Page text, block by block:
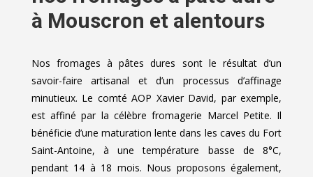
à Mouscron et alentours
Nos fromages à pâtes dures sont le résultat d’un
savoir-faire artisanal et d’un processus d’affinage
minutieux. Le comté AOP Xavier David, par exemple,
est affiné par la célèbre fromagerie Marcel Petite. Il
bénéficie d’une maturation lente dans les caves du Fort
Saint-Antoine, à une température basse de 8°C,
pendant 14 à 18 mois. Nous proposons également,